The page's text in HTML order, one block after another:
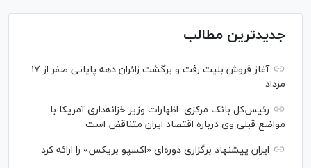
جدیدترین مطالب
آغاز فروش بلیت رفت و برگشت زائران دهه پایانی صفر از ۱۷
مرداد
رئیس‌کل بانک مرکزی: اظهارات وزیر خزانه‌داری آمریکا با
مواضع قبلی وی درباره اقتصاد ایران متناقض است
ایران پیشنهاد برگزاری دوره‌ای «اکسپو بریکس» را ارائه کرد